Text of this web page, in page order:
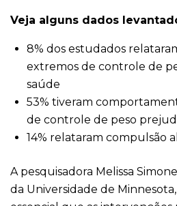
Veja alguns dados
8% dos estudados
extremos de controle de
saúde
53% tiveram
de controle de peso
14% relataram compulsão
A pesquisadora Melissa
da Universidade de